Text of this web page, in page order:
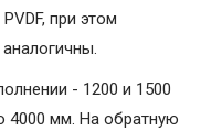
при этом
- 1200 и 1500
4000 мм. На обратную